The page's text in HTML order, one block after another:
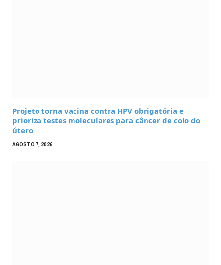
Projeto torna vacina contra HPV obrigatória e
prioriza testes moleculares para câncer de colo do
útero
AGOSTO 7, 2026